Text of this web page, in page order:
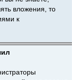
вложения, то
к